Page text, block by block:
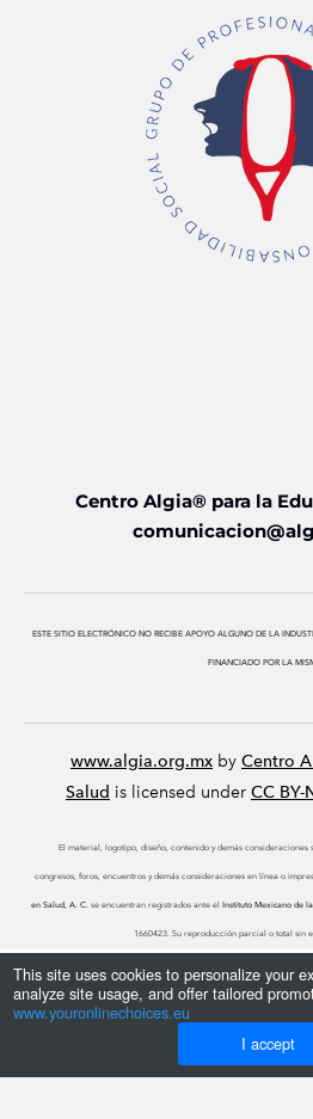
Centro Algia® para la
ESTE SITIO ELECTRÓNICO NO RECIBE APOYO ALGUNO DE LA
FINANCIADO POR LA
www.algia.org.mx by Centro
Salud is licensed under CC BY-
El material, logotipo, diseño, contenido y demás consideraciones
congresos, foros, encuentros y demás consideraciones en línea o
en Salud, A. C. se encuentran registrados ante el Instituto Mexicano de
1660423. Su reproducción parcial o total sin
This site uses cookies to personalize your
analyze site usage, and offer tailored
www.youronlinechoices.eu
I accept